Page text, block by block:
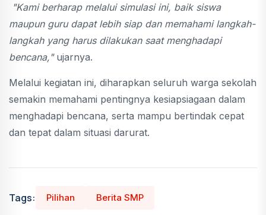
"Kami berharap melalui simulasi ini, baik siswa
maupun guru dapat lebih siap dan memahami langkah-
langkah yang harus dilakukan saat menghadapi
bencana,"ujarnya.
Melalui kegiatan ini, diharapkan seluruh warga sekolah
semakin memahami pentingnya kesiapsiagaan dalam
menghadapi bencana, serta mampu bertindak cepat
dan tepat dalam situasi darurat.
Tags: Pilihan Berita SMP